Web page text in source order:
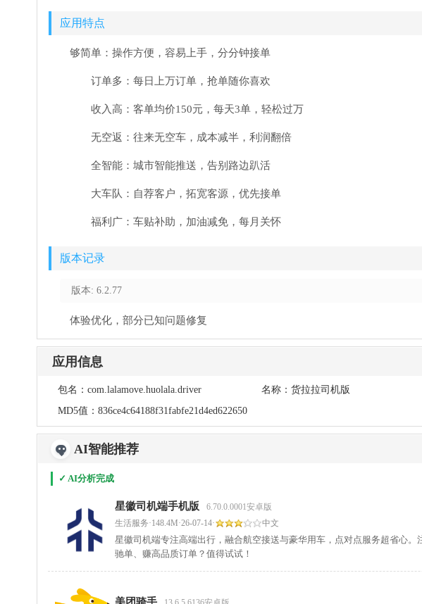
应用特点
够简单：操作方便，容易上手，分分钟接单
订单多：每日上万订单，抢单随你喜欢
收入高：客单均价150元，每天3单，轻松过万
无空返：往来无空车，成本减半，利润翻倍
全智能：城市智能推送，告别路边趴活
大车队：自荐客户，拓宽客源，优先接单
福利广：车贴补助，加油减免，每月关怀
版本记录
版本: 6.2.77
体验优化，部分已知问题修复
应用信息
包名： com.lalamove.huolala.driver 名称： 货拉拉司机版
MD5值： 836ce4c64188f31fabfe21d4ed622650
AI智能推荐
✓ AI分析完成
星徽司机端手机版
6.70.0.0001安卓版
生活服务·148.4M·26-07-14· 中文
星徽司机端专注高端出行，融合航空接送与豪华用车，点对点服务超省心
驰单、赚高品质订单？值得试试！